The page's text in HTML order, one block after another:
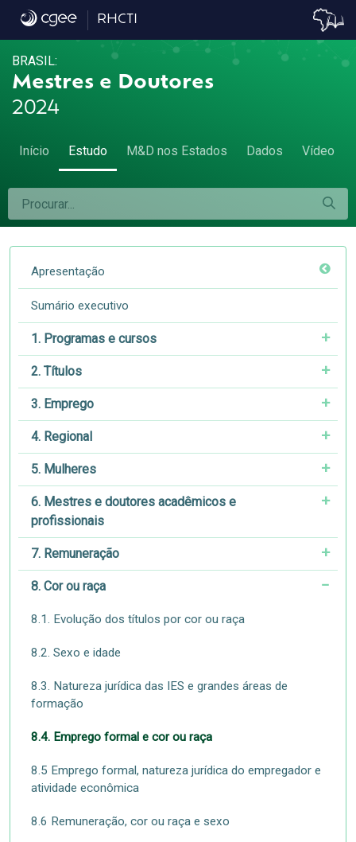
8.4. Emprego formal e cor ou raça - 8.4.
RHCTI
BRASIL:
Mestres e Doutores
2024
Início Estudo M&D nos Estados Dados Vídeo
Apresentação
Sumário executivo
1. Programas e cursos
2. Títulos
3. Emprego
4. Regional
5. Mulheres
6. Mestres e doutores acadêmicos e
profissionais
7. Remuneração
8. Cor ou raça
8.1. Evolução dos títulos por cor ou raça
8.2. Sexo e idade
8.3. Natureza jurídica das IES e grandes áreas de
formação
8.4. Emprego formal e cor ou raça
8.5 Emprego formal, natureza jurídica do empregador e
atividade econômica
8.6 Remuneração, cor ou raça e sexo